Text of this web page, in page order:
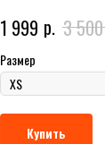
1 999 р. 3 500
Размер
Купить